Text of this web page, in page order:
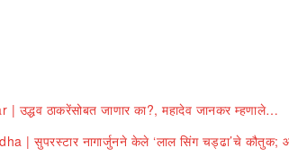
उद्धव ठाकरेंसोबत जाणार का?, महादेव जानकर म्हणाले…
| सुपरस्टार नागार्जुनने केले ‘लाल सिंग चड्ढा’चे कौतुक;